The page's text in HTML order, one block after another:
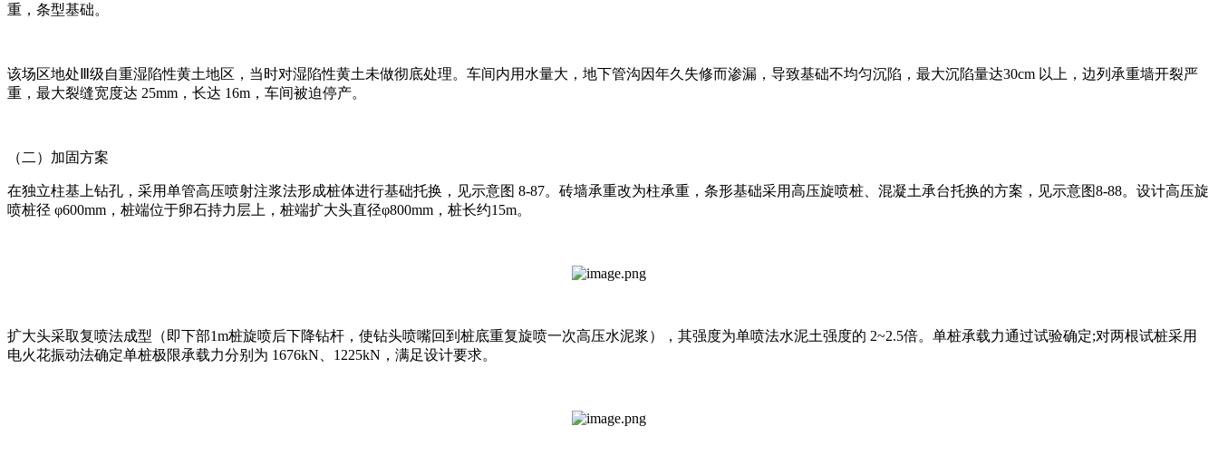
重，条型基础。
该场区地处Ⅲ级自重湿陷性黄土地区，当时对湿陷性黄土未做彻底处理。车间内用水量大，地下管沟因年久失修而渗漏，导致基础不均匀沉陷，最大沉陷量达30cm 以上，边列承重墙开裂严
重，最大裂缝宽度达 25mm，长达 16m，车间被迫停产。
（二）加固方案
在独立柱基上钻孔，采用单管高压喷射注浆法形成桩体进行基础托换，见示意图 8-87。砖墙承重改为柱承重，条形基础采用高压旋喷桩、混凝土承台托换的方案，见示意图8-88。设计高压旋
喷桩径 φ600mm，桩端位于卵石持力层上，桩端扩大头直径φ800mm，桩长约15m。
扩大头采取复喷法成型（即下部1m桩旋喷后下降钻杆，使钻头喷嘴回到桩底重复旋喷一次高压水泥浆），其强度为单喷法水泥土强度的 2~2.5倍。单桩承载力通过试验确定;对两根试桩采用
电火花振动法确定单桩极限承载力分别为 1676kN、1225kN，满足设计要求。